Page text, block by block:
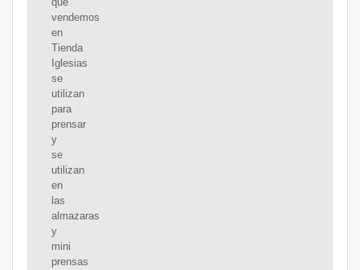
vendemos
en
Tienda
Iglesias
se
utilizan
para
prensar
y
se
utilizan
en
las
almazaras
y
mini
prensas